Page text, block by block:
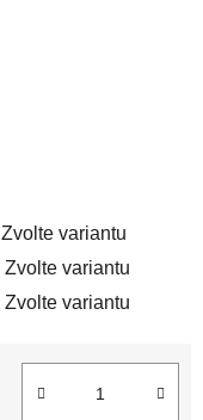
Zvolte variantu
Zvolte variantu
Zvolte variantu